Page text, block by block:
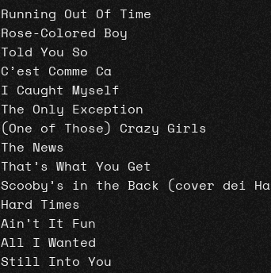
Running Out Of Time
Rose-Colored Boy
Told You So
C’est Comme Ca
I Caught Myself
The Only Exception
(One of Those) Crazy Girls
The News
That’s What You Get
Scooby’s in the Back (cover dei
Hard Times
Ain’t It Fun
All I Wanted
Still Into You